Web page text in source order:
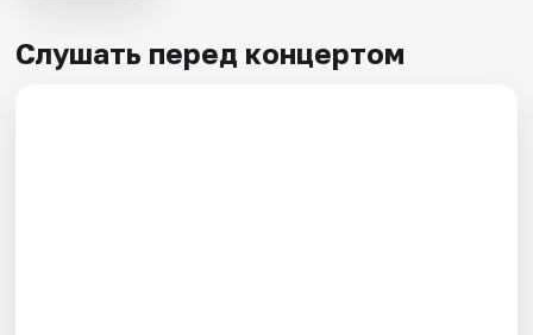
Слушать перед концертом